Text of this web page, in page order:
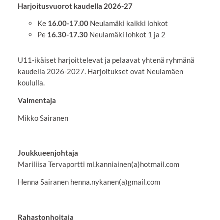
Harjoitusvuorot kaudella 2026-27
Ke 16.00-17.00Neulamäki kaikki lohkot
Pe 16.30-17.30Neulamäki lohkot 1 ja 2
U11-ikäiset harjoittelevat ja pelaavat yhtenä ryhmänä
kaudella 2026-2027. Harjoitukset ovat Neulamäen
koululla.
Valmentaja
Mikko Sairanen
Joukkueenjohtaja
Mariliisa Tervaportti ml.kanniainen(a)hotmail.com
Henna Sairanen henna.nykanen(a)gmail.com
Rahastonhoitaja